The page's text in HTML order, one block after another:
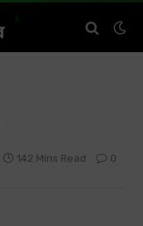
142 Mins Read 0